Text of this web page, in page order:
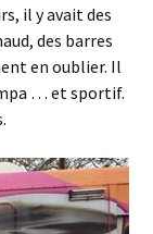
il y avait des
des barres
en oublier. Il
… et sportif.